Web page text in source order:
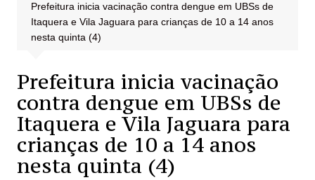
Prefeitura inicia vacinação contra dengue em UBSs de
Itaquera e Vila Jaguara para crianças de 10 a 14 anos
nesta quinta (4)
Prefeitura inicia vacinação
contra dengue em UBSs de
Itaquera e Vila Jaguara para
crianças de 10 a 14 anos
nesta quinta (4)